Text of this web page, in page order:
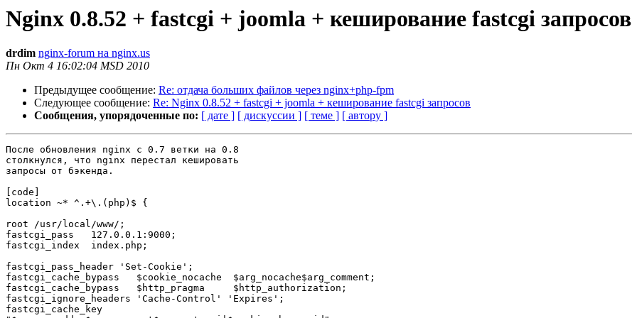
Nginx 0.8.52 + fastcgi + joomla + кеширование fastcgi запросов
drdim nginx-forum на nginx.us
Пн Окт 4 16:02:04 MSD 2010
Предыдущее сообщение: Re: отдача больших файлов через nginx+php-fpm
Следующее сообщение: Re: Nginx 0.8.52 + fastcgi + joomla + кеширование fastcgi запросов
Сообщения, упорядоченные по: [ дате ] [ дискуссии ] [ теме ] [ автору ]
После обновления nginx c 0.7 ветки на 0.8
столкнулся, что nginx перестал кешировать
запросы от бэкенда.
[code]
location ~* ^.+\.(php)$ {
root /usr/local/www/;
fastcgi_pass   127.0.0.1:9000;
fastcgi_index  index.php;
fastcgi_pass_header 'Set-Cookie';
fastcgi_cache_bypass   $cookie_nocache  $arg_nocache$arg_comment;
fastcgi_cache_bypass   $http_pragma     $http_authorization;
fastcgi_ignore_headers 'Cache-Control' 'Expires';
fastcgi_cache_key